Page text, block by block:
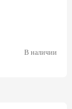
В наличии